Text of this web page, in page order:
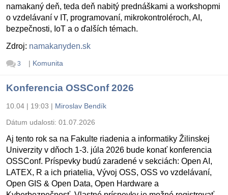
namakaný deň, teda deň nabitý prednáškami a workshopmi
o vzdelávaní v IT, programovaní, mikrokontroléroch, AI,
bezpečnosti, IoT a o ďalších témach.
Zdroj: namakanyden.sk
3 | Komunita
Konferencia OSSConf 2026
10.04 | 19:03 | Miroslav Bendík
Dátum udalosti: 01.07.2026
Aj tento rok sa na Fakulte riadenia a informatiky Žilinskej
Univerzity v dňoch 1-3. júla 2026 bude konať konferencia
OSSConf. Príspevky budú zaradené v sekciách: Open AI,
LATEX, R a ich priatelia, Vývoj OSS, OSS vo vzdelávaní,
Open GIS & Open Data, Open Hardware a